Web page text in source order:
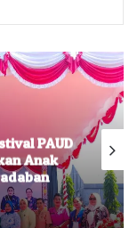
PAUD
Anak